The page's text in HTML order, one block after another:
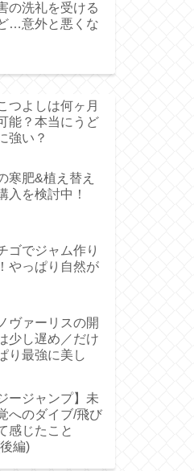
の洗礼を受ける
…意外と悪くな
つよしは何ヶ月
能？本当にうど
強い？
寒肥&植え替え
入を検討中！
ゴでジャム作り
やっぱり自然が
ヴァーリスの開
少し遅め／だけ
り最強に美し
ージャンプ】未
へのダイブ/飛び
感じたこと
編)